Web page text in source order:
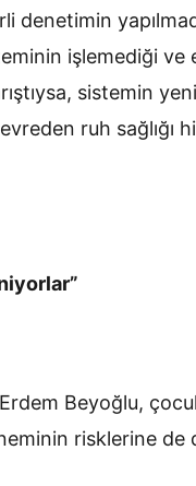
denetimin
işlemediği
sistemin
ruh
Beyoğlu,
risklerine de